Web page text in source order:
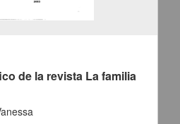
de la revista La familia